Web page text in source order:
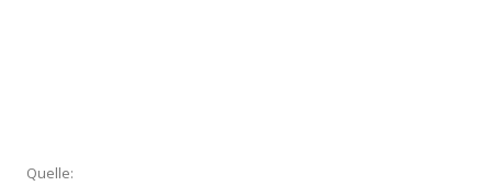
Quelle: